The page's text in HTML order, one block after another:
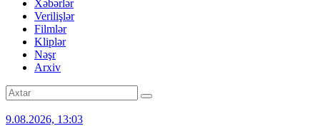
Xəbərlər
Verilişlər
Filmlər
Kliplər
Nəşr
Arxiv
9.08.2026, 13:03